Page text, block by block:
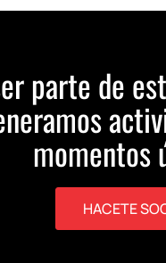
parte de
momentos
HACETE